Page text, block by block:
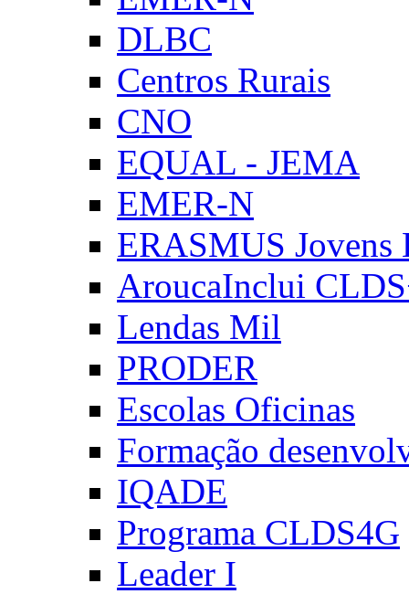
DLBC
Centros Rurais
CNO
EQUAL - JEMA
EMER-N
ERASMUS Jovens
AroucaInclui
Lendas Mil
PRODER
Escolas Oficinas
Formação
IQADE
Programa CLDS4G
Leader I